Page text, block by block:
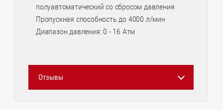
полуавтоматический со сбросом давления
Пропускная способность до 4000 л/мин
Диапазон давления: 0 - 16 Атм
Отзывы